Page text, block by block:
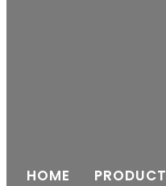
HOME PRODUCT